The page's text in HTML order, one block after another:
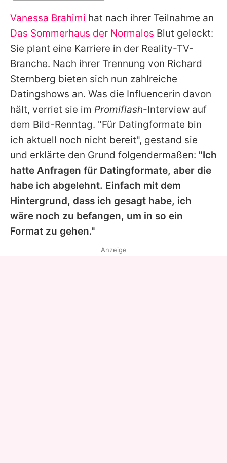
Alle Themen auf Promiflash
Jobs
App runterladen
Team
Redaktionelle Richtlinien
Impressum
Datenschutzerklärung
Nutzungsbedingungen
Utiq verwalten
Vanessa Brahimi hat nach ihrer Teilnahme an
Das Sommerhaus der Normalos Blut geleckt:
Sie plant eine Karriere in der Reality-TV-
Branche. Nach ihrer Trennung von Richard
Sternberg bieten sich nun zahlreiche
Datingshows an. Was die Influencerin davon
hält, verriet sie im Promiflash-Interview auf
dem Bild-Renntag. "Für Datingformate bin
ich aktuell noch nicht bereit", gestand sie
und erklärte den Grund folgendermaßen: "Ich
hatte Anfragen für Datingformate, aber die
habe ich abgelehnt. Einfach mit dem
Hintergrund, dass ich gesagt habe, ich
wäre noch zu befangen, um in so ein
Format zu gehen."
Anzeige